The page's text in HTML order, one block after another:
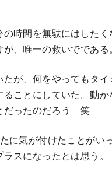
時間を無駄にはした
、唯一の救いでである
が、何をやってもタ
ことにしていた。動
だったのだろう 笑
に気が付けたことがい
スになったとは思う。